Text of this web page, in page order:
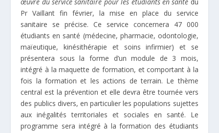
Pr Vaillant fin février, la mise en place du service
sanitaire se précise. Ce service concernera 47 000
étudiants en santé (médecine, pharmacie, odontologie,
maïeutique, kinésithérapie et soins infirmier) et se
présentera sous la forme d’un module de 3 mois,
intégré à la maquette de formation, et comportant à la
fois la formation et les actions de terrain. Le thème
central est la prévention et elle devra être tournée vers
des publics divers, en particulier les populations sujettes
aux inégalités territoriales et sociales en santé. Le
programme sera intégré à la formation des étudiants